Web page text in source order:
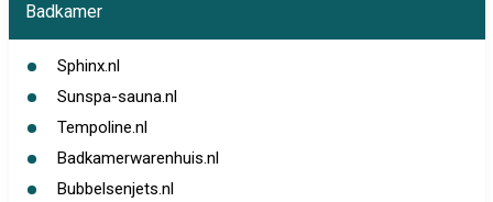
Badkamer
Sphinx.nl
Sunspa-sauna.nl
Tempoline.nl
Badkamerwarenhuis.nl
Bubbelsenjets.nl